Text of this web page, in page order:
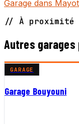
Garage dans
// À proximité
Autres garages
GARAGE
Garage Bouyouni